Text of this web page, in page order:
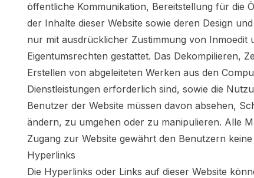
öffentliche Kommunikation, Bereitstellung für die
der Inhalte dieser Website sowie deren Design
nur mit ausdrücklicher Zustimmung von Inmoedit
Eigentumsrechten gestattet. Das Dekompilieren,
Erstellen von abgeleiteten Werken aus den
Dienstleistungen erforderlich sind, sowie die
Benutzer der Website müssen davon absehen,
ändern, zu umgehen oder zu manipulieren. Alle
Zugang zur Website gewährt den Benutzern
Hyperlinks
Die Hyperlinks oder Links auf dieser Website